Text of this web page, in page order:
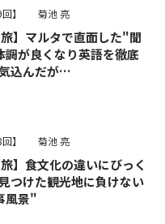
】 菊池 亮
旅】マルタで直面した"聞
調が良くなり英語を徹底
込んだが…
】 菊池 亮
】食文化の違いにびっく
つけた観光地に負けない
風景"